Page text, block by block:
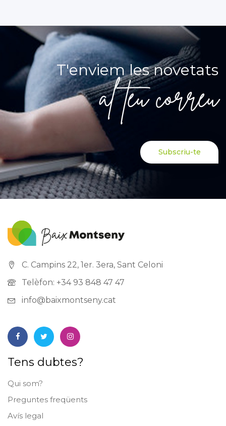
T'enviem les novetats
al teu correu
Subscriu-te
C. Campins 22, 1er. 3era, Sant Celoni
Telèfon: +34 93 848 47 47
info@baixmontseny.cat
Tens dubtes?
Qui som?
Preguntes freqüents
Avís legal